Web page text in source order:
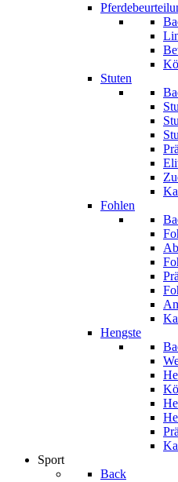
Stuten
Fohlen
Hengste
Sport
Back